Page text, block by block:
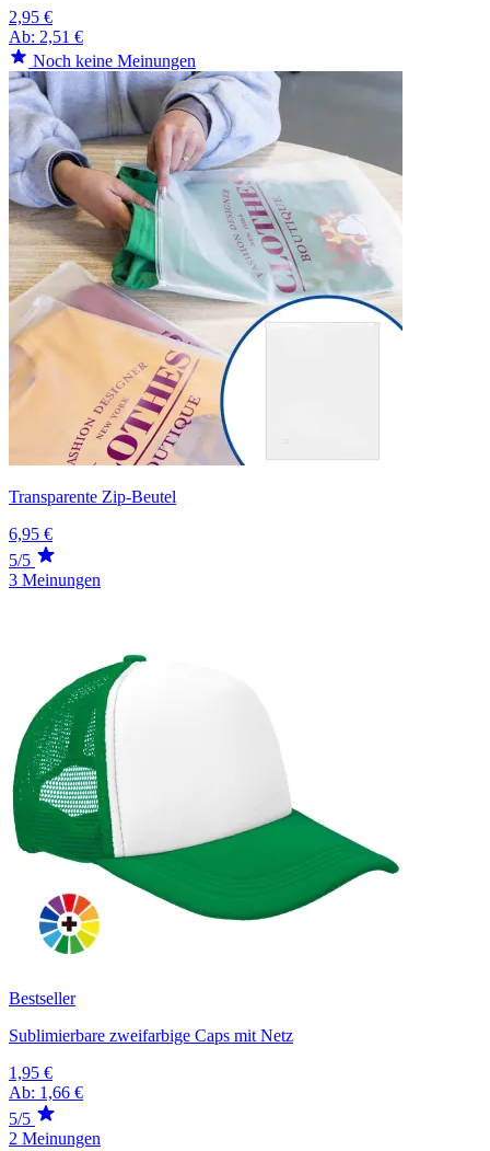
2,95 €
Ab: 2,51 €
Noch keine Meinungen
Transparente Zip-Beutel
6,95 €
5/5
3 Meinungen
Bestseller
Sublimierbare zweifarbige Caps mit Netz
1,95 €
Ab: 1,66 €
5/5
2 Meinungen